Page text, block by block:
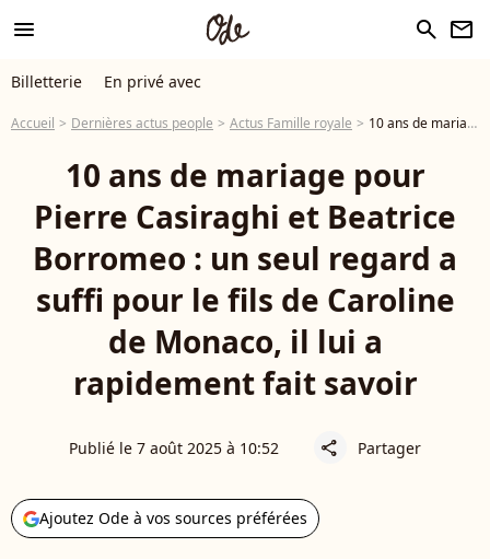
menu search newsletter
Billetterie En privé avec
Accueil Dernières actus people Actus Famille royale 10 ans de mariage pour Pierre Casiraghi et Beatrice Borromeo : un seul regard a suffi pour le fils de Caroline de Monaco, il lui a rapidement fait savoir
10 ans de mariage pour
Pierre Casiraghi et Beatrice
Borromeo : un seul regard a
suffi pour le fils de Caroline
de Monaco, il lui a
rapidement fait savoir
Publié le 7 août 2025 à 10:52 share Partager
Ajoutez Ode à vos sources préférées